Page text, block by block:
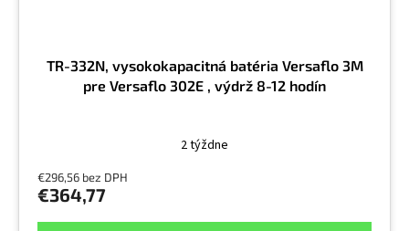
TR-332N, vysokokapacitná batéria Versaflo 3M
pre Versaflo 302E , výdrž 8-12 hodín
2 týždne
€296,56 bez DPH
€364,77